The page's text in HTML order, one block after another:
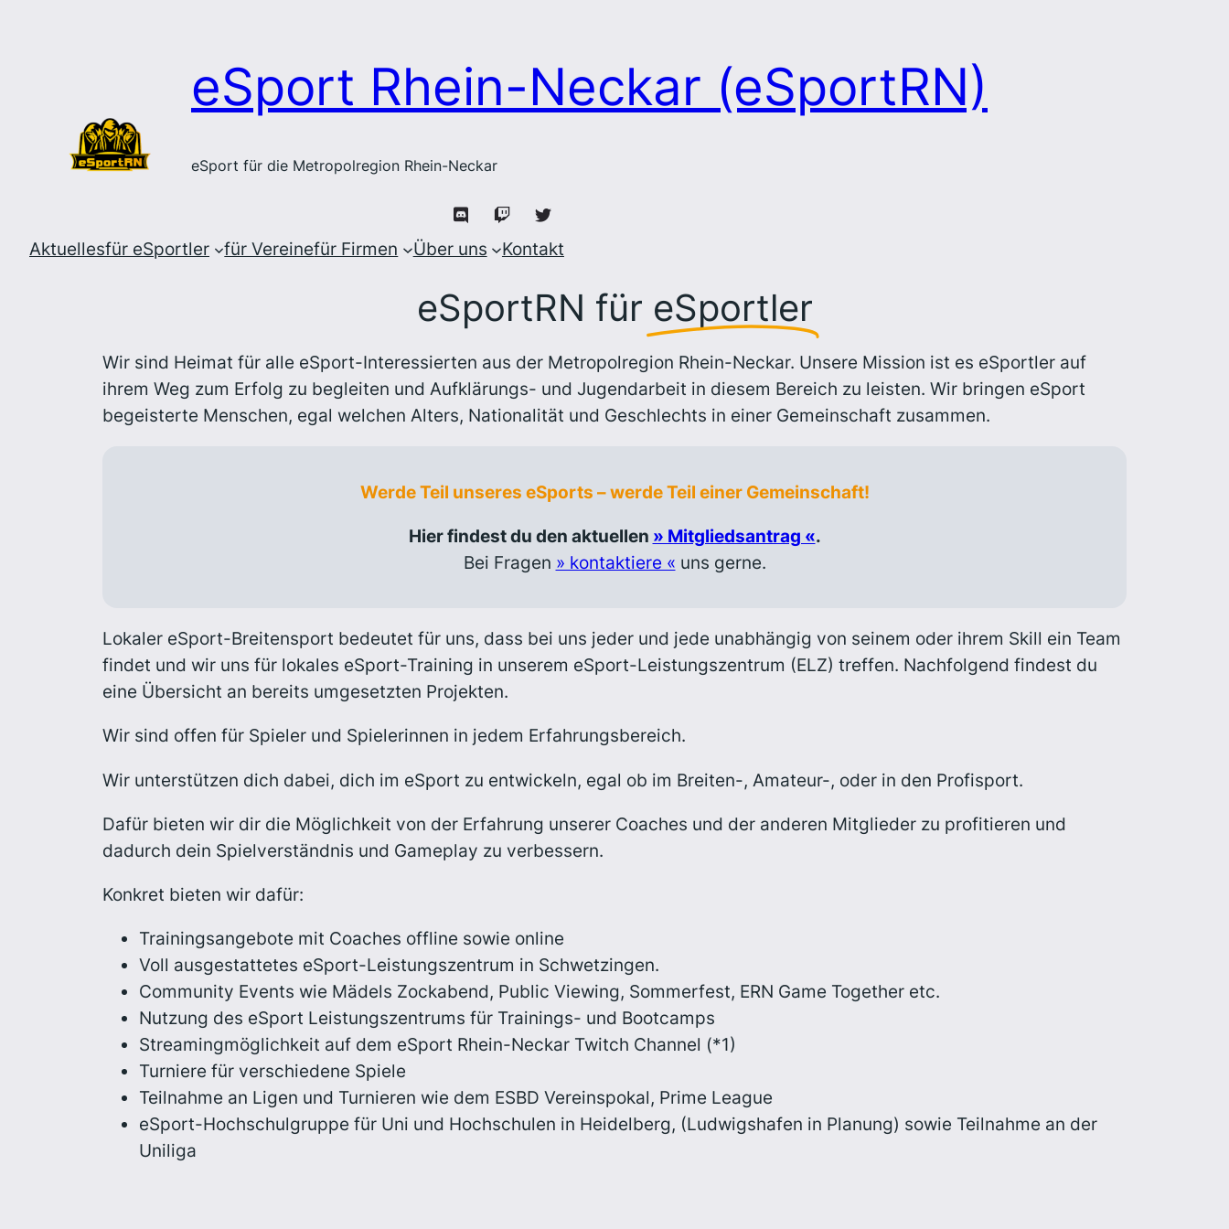
eSport Rhein-Neckar (eSportRN)
eSport für die Metropolregion Rhein-Neckar
Aktuellesfür eSportler für Vereinefür Firmen Über uns Kontakt
eSportRN für eSportler
Wir sind Heimat für alle eSport-Interessierten aus der Metropolregion Rhein-Neckar. Unsere Mission ist es eSportler auf
ihrem Weg zum Erfolg zu begleiten und Aufklärungs- und Jugendarbeit in diesem Bereich zu leisten. Wir bringen eSport
begeisterte Menschen, egal welchen Alters, Nationalität und Geschlechts in einer Gemeinschaft zusammen.
Werde Teil unseres eSports – werde Teil einer Gemeinschaft!
Hier findest du den aktuellen » Mitgliedsantrag «.
Bei Fragen » kontaktiere « uns gerne.
Lokaler eSport-Breitensport bedeutet für uns, dass bei uns jeder und jede unabhängig von seinem oder ihrem Skill ein Team
findet und wir uns für lokales eSport-Training in unserem eSport-Leistungszentrum (ELZ) treffen. Nachfolgend findest du
eine Übersicht an bereits umgesetzten Projekten.
Wir sind offen für Spieler und Spielerinnen in jedem Erfahrungsbereich.
Wir unterstützen dich dabei, dich im eSport zu entwickeln, egal ob im Breiten-, Amateur-, oder in den Profisport.
Dafür bieten wir dir die Möglichkeit von der Erfahrung unserer Coaches und der anderen Mitglieder zu profitieren und
dadurch dein Spielverständnis und Gameplay zu verbessern.
Konkret bieten wir dafür:
Trainingsangebote mit Coaches offline sowie online
Voll ausgestattetes eSport-Leistungszentrum in Schwetzingen.
Community Events wie Mädels Zockabend, Public Viewing, Sommerfest, ERN Game Together etc.
Nutzung des eSport Leistungszentrums für Trainings- und Bootcamps
Streamingmöglichkeit auf dem eSport Rhein-Neckar Twitch Channel (*1)
Turniere für verschiedene Spiele
Teilnahme an Ligen und Turnieren wie dem ESBD Vereinspokal, Prime League
eSport-Hochschulgruppe für Uni und Hochschulen in Heidelberg, (Ludwigshafen in Planung) sowie Teilnahme an der
Uniliga